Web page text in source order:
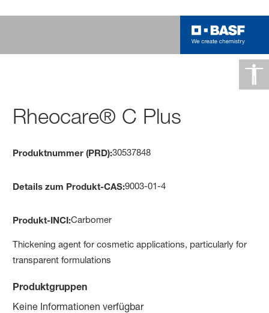
Rheocare® C Plus
Produktnummer (PRD):30537848
Details zum Produkt-CAS:9003-01-4
Produkt-INCI:Carbomer
Thickening agent for cosmetic applications, particularly for
transparent formulations
Produktgruppen
Keine Informationen verfügbar